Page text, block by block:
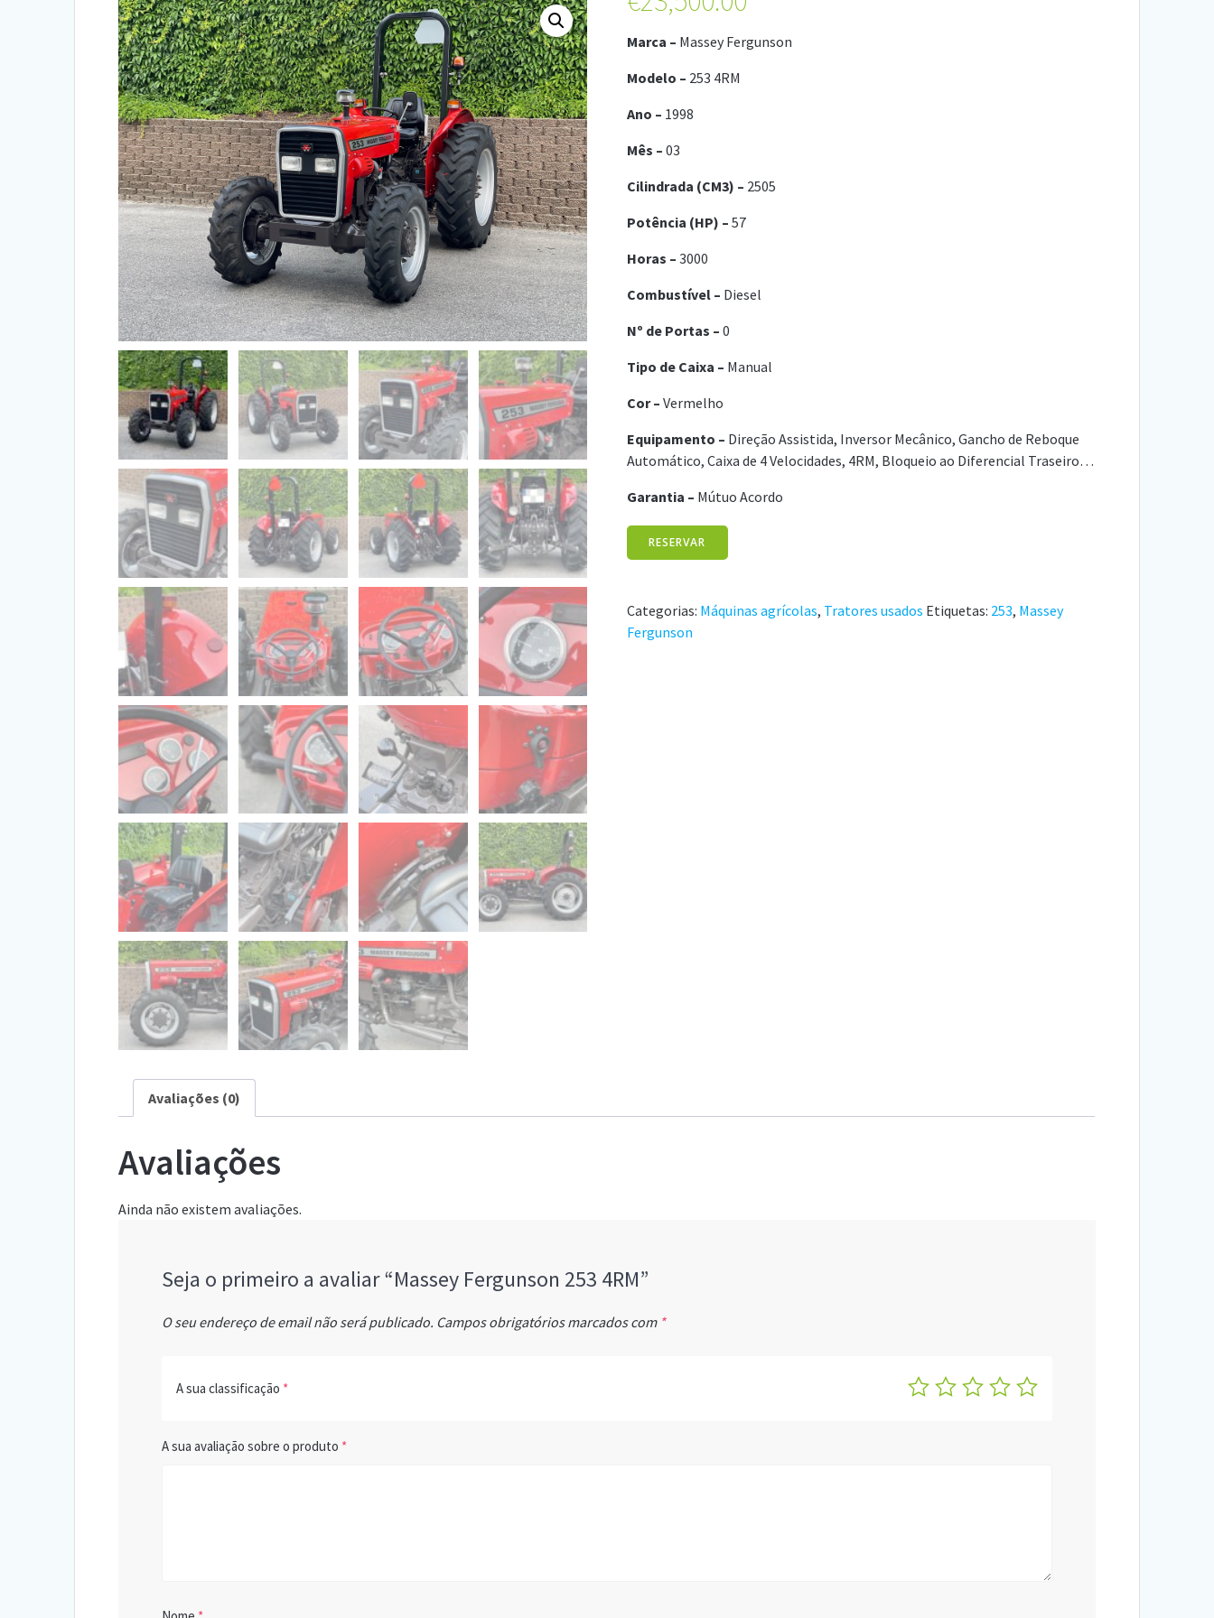
Marca – Massey Fergunson
Modelo – 253 4RM
Ano – 1998
Mês – 03
Cilindrada (CM3) – 2505
Potência (HP) – 57
Horas – 3000
Combustível – Diesel
Nº de Portas – 0
Tipo de Caixa – Manual
Cor – Vermelho
Equipamento – Direção Assistida, Inversor Mecânico, Gancho de Reboque
Automático, Caixa de 4 Velocidades, 4RM, Bloqueio ao Diferencial Traseiro…
Garantia – Mútuo Acordo
RESERVAR
Categorias: Máquinas agrícolas, Tratores usados Etiquetas: 253, Massey
Fergunson
Avaliações (0)
Avaliações
Ainda não existem avaliações.
Seja o primeiro a avaliar “Massey Fergunson 253 4RM”
O seu endereço de email não será publicado. Campos obrigatórios marcados com *
A sua classificação *
A sua avaliação sobre o produto *